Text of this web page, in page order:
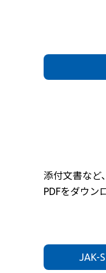
添付文書など
PDFをダウン
JAK-